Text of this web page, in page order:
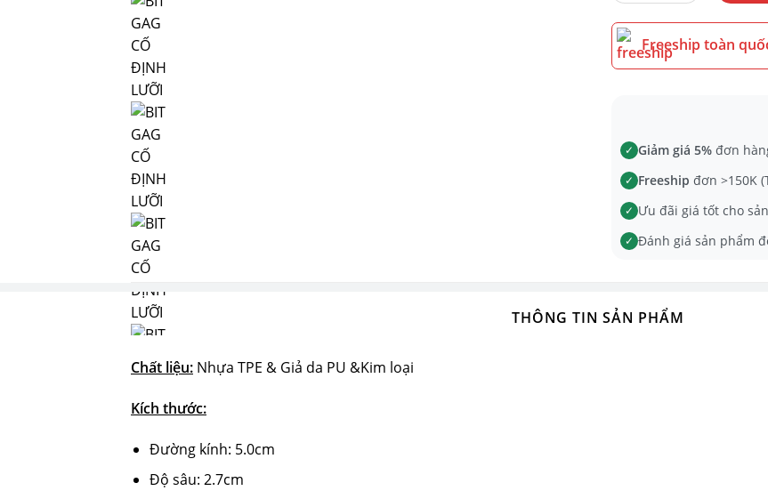
Freeship toàn
✓ Giảm giá 5% đơn
✓ Freeship đơn >150K
✓ Ưu đãi giá tốt cho
✓ Đánh giá sản phẩm
THÔNG TIN SẢN PHẨM
Chất liệu: Nhựa TPE & Giả da PU &Kim loại
Kích thước:
Đường kính: 5.0cm
Độ sâu: 2.7cm